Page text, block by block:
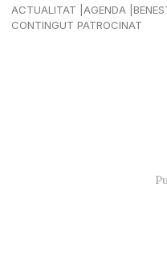
ACTUALITAT AGENDA
CONTINGUT PATROCINAT